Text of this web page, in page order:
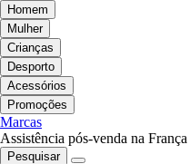
Homem
Mulher
Crianças
Desporto
Acessórios
Promoções
Marcas
Assistência pós-venda na França
Pesquisar